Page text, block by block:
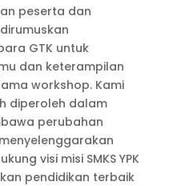
peserta dan
GTK untuk
dan keterampilan
workshop. Kami
diperoleh dalam
perubahan
visi misi SMKS YPK
pendidikan terbaik